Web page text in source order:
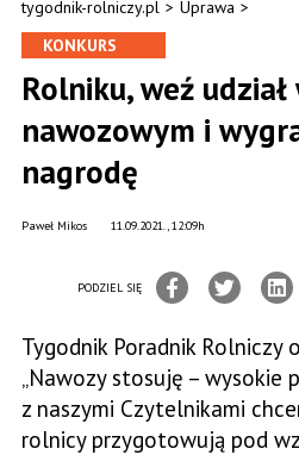
tygodnik-rolniczy.pl > Uprawa >
KONKURS
Rolniku, weź
nawozowym i
nagrodę
11.09.2021., 12:09h
Paweł Mikos
PODZIEL SIĘ
Tygodnik Poradnik Rolniczy
„Nawozy stosuję – wysokie
z naszymi Czytelnikami
rolnicy przygotowują pod